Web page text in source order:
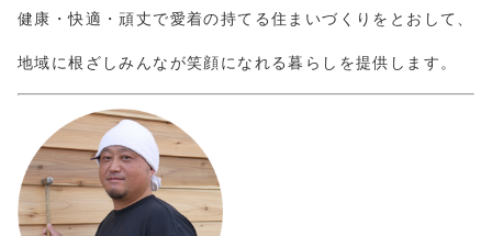
健康・快適・頑丈で愛着の持てる住まいづくりをとおして、
地域に根ざしみんなが笑顔になれる暮らしを提供します。